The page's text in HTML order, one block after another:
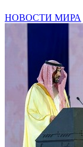
НОВОСТИ МИРА